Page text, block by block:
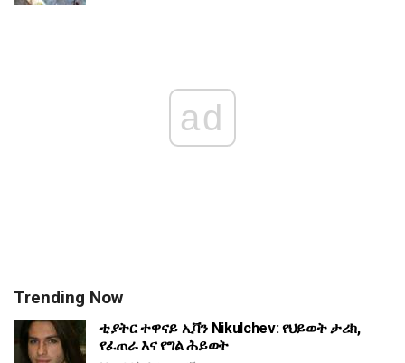
ad
Trending Now
ቲያትር ተዋናይ ኢቫን Nikulchev: የህይወት ታሪክ,
የፈጠራ እና የግል ሕይወት